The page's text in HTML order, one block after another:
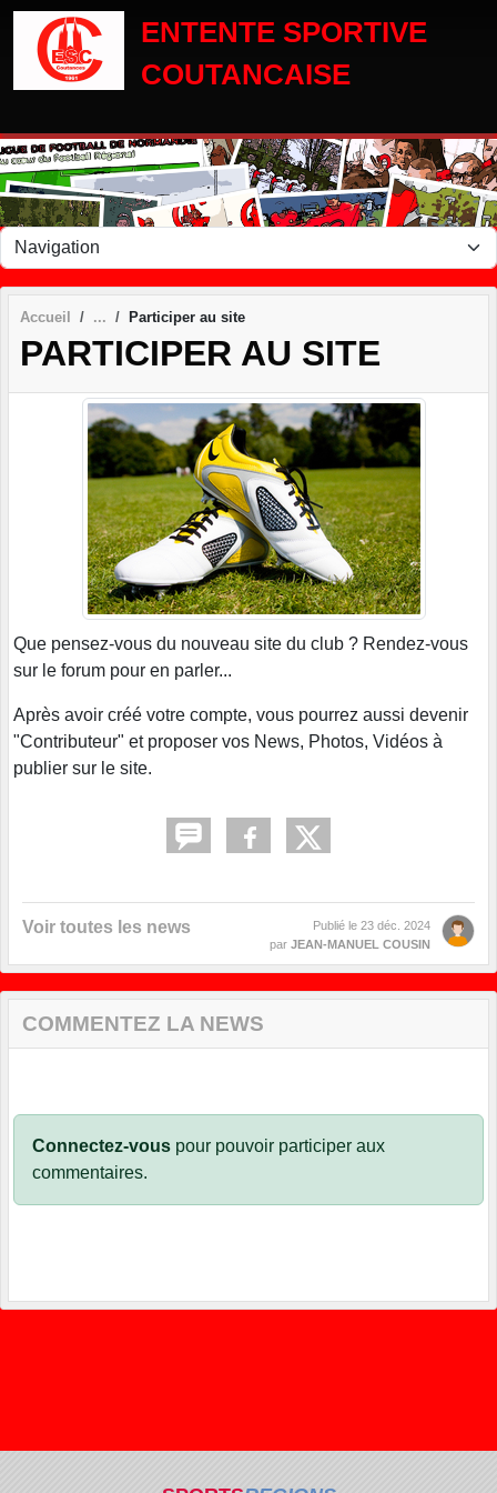
ENTENTE SPORTIVE
COUTANCAISE
Accueil Participer au site
PARTICIPER AU SITE
Que pensez-vous du nouveau site du club ? Rendez-vous
sur le forum pour en parler...
Après avoir créé votre compte, vous pourrez aussi devenir
"Contributeur" et proposer vos News, Photos, Vidéos à
publier sur le site.
Voir toutes les news Publié le 23 déc. 2024
par JEAN-MANUEL COUSIN
COMMENTEZ LA NEWS
Connectez-vous pour pouvoir participer aux
commentaires.
Panneau de gestion des cookies